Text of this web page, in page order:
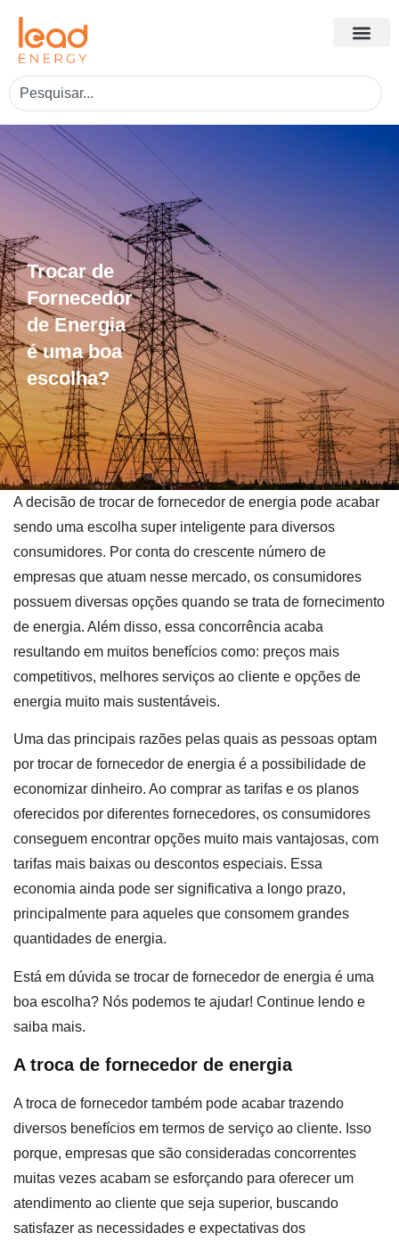
Trocar de
Fornecedor
de Energia
é uma boa
escolha?
A decisão de trocar de fornecedor de energia pode acabar
sendo uma escolha super inteligente para diversos
consumidores. Por conta do crescente número de
empresas que atuam nesse mercado, os consumidores
possuem diversas opções quando se trata de fornecimento
de energia. Além disso, essa concorrência acaba
resultando em muitos benefícios como: preços mais
competitivos, melhores serviços ao cliente e opções de
energia muito mais sustentáveis.
Uma das principais razões pelas quais as pessoas optam
por trocar de fornecedor de energia é a possibilidade de
economizar dinheiro. Ao comprar as tarifas e os planos
oferecidos por diferentes fornecedores, os consumidores
conseguem encontrar opções muito mais vantajosas, com
tarifas mais baixas ou descontos especiais. Essa
economia ainda pode ser significativa a longo prazo,
principalmente para aqueles que consomem grandes
quantidades de energia.
Está em dúvida se trocar de fornecedor de energia é uma
boa escolha? Nós podemos te ajudar! Continue lendo e
saiba mais.
A troca de fornecedor de energia
A troca de fornecedor também pode acabar trazendo
diversos benefícios em termos de serviço ao cliente. Isso
porque, empresas que são consideradas concorrentes
muitas vezes acabam se esforçando para oferecer um
atendimento ao cliente que seja superior, buscando
satisfazer as necessidades e expectativas dos